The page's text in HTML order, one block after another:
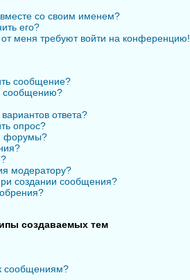
со своим именем?
его?
меня требуют войти на конференцию!
сообщение?
сообщению?
ответа?
опрос?
форумы?
модератору?
создании сообщения?
создаваемых тем
сообщениям?